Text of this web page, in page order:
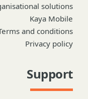
solutions
Kaya Mobile
and conditions
Privacy policy
Support